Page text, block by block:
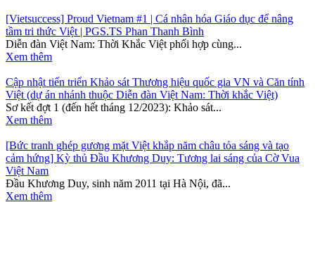
[Vietsuccess] Proud Vietnam #1 | Cá nhân hóa Giáo dục để nâng
tầm tri thức Việt | PGS.TS Phan Thanh Bình
Diễn đàn Việt Nam: Thời Khắc Việt phối hợp cùng...
Xem thêm
Cập nhật tiến triển Khảo sát Thương hiệu quốc gia VN và Căn tính
Việt (dự án nhánh thuộc Diễn đàn Việt Nam: Thời khắc Việt)
Sơ kết đợt 1 (đến hết tháng 12/2023): Khảo sát...
Xem thêm
[Bức tranh ghép gương mặt Việt khắp năm châu tỏa sáng và tạo
cảm hứng] Kỳ thủ Đầu Khương Duy: Tương lai sáng của Cờ Vua
Việt Nam
Đầu Khương Duy, sinh năm 2011 tại Hà Nội, đã...
Xem thêm